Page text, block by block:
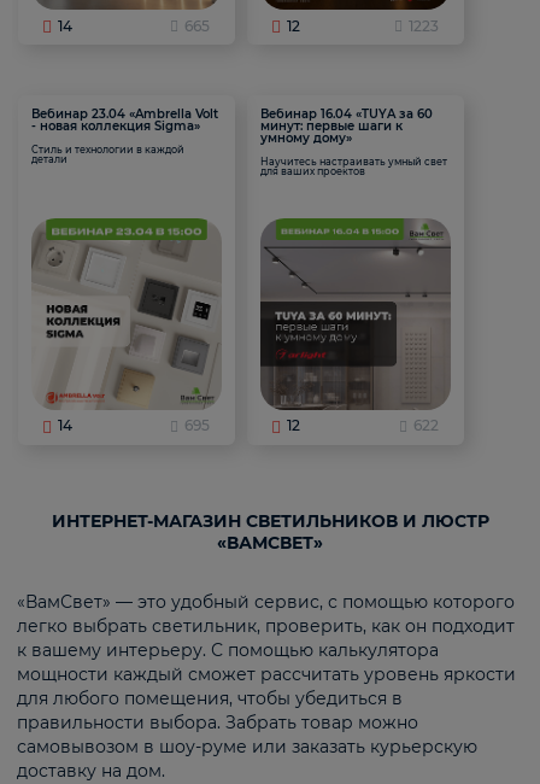
14 665 12 1223
Вебинар 23.04 «Ambrella Volt
- новая коллекция Sigma»
Стиль и технологии в каждой
детали
14 695
Вебинар 16.04 «TUYA за 60
минут: первые шаги к
умному дому»
Научитесь настраивать умный свет
для ваших проектов
12 622
ИНТЕРНЕТ-МАГАЗИН СВЕТИЛЬНИКОВ И ЛЮСТР
«ВАМСВЕТ»
«ВамСвет» — это удобный сервис, с помощью которого
легко выбрать светильник, проверить, как он подходит
к вашему интерьеру. С помощью калькулятора
мощности каждый сможет рассчитать уровень яркости
для любого помещения, чтобы убедиться в
правильности выбора. Забрать товар можно
самовывозом в шоу-руме или заказать курьерскую
доставку на дом.